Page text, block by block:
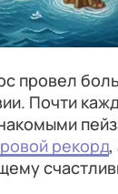
провел
Почти
рекорд,